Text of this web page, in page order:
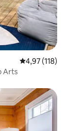
Évaluation
4,97 (118)
Arts